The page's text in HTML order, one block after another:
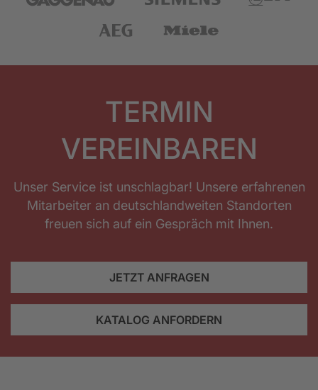
TERMIN
VEREINBAREN
Unser Service ist unschlagbar! Unsere erfahrenen
Mitarbeiter an deutschlandweiten Standorten
freuen sich auf ein Gespräch mit Ihnen.
JETZT ANFRAGEN
KATALOG ANFORDERN